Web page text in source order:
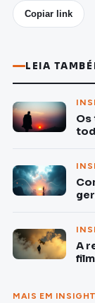
Copiar link
LEIA
Os
A
MAIS EM